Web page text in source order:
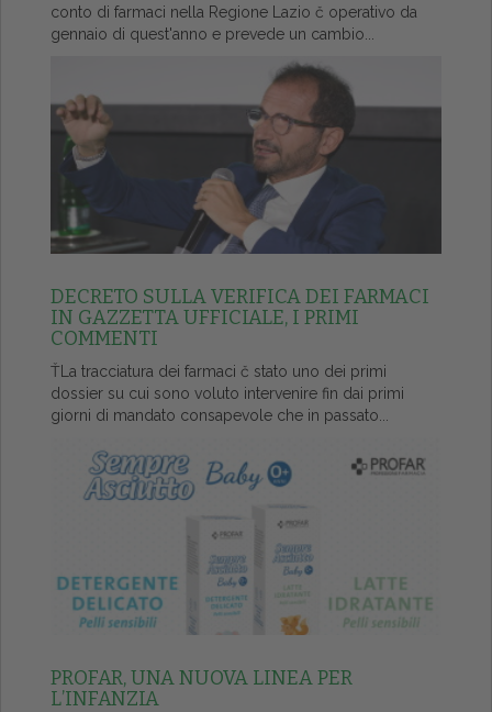
conto di farmaci nella Regione Lazio č operativo da
gennaio di quest'anno e prevede un cambio...
DECRETO SULLA VERIFICA DEI FARMACI
IN GAZZETTA UFFICIALE, I PRIMI
COMMENTI
ŤLa tracciatura dei farmaci č stato uno dei primi
dossier su cui sono voluto intervenire fin dai primi
giorni di mandato consapevole che in passato...
PROFAR, UNA NUOVA LINEA PER
L’INFANZIA